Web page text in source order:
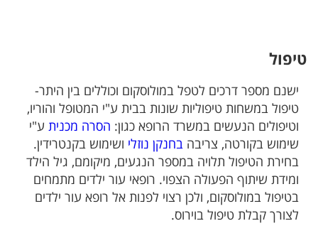
טיפול
ישנם מספר דרכים לטפל במולוסקום וכוללים בין היתר-
טיפול במשחות טיפוליות שונות בבית ע"י המטופל והוריו,
וטיפולים הנעשים במשרד הרופא כגון: הסרה מכנית ע"י
שימוש בקורטה, צריבהבחנקן נוזלי ושימוש בקנטרידין.
בחירת הטיפול תלויה במספר הנגעים, מיקומם, גיל הילד
ומידת שיתוף הפעולה הצפוי. רופאי עור ילדים מתמחים
בטיפול במולוסקום, ולכן רצוי לפנות אל רופא עור ילדים
לצורך קבלת טיפול בוירוס.